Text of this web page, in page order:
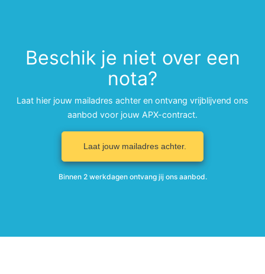
Beschik je niet over een
nota?
Laat hier jouw mailadres achter en ontvang vrijblijvend ons
aanbod voor jouw APX-contract.
Laat jouw mailadres achter.
Binnen 2 werkdagen ontvang jij ons aanbod.